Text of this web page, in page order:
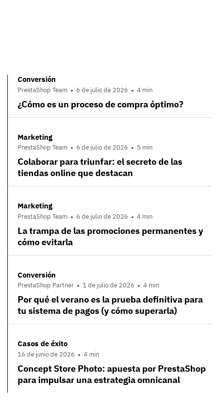
Conversión
PrestaShop Team 6 de julio de 2026 4 min
¿Cómo es un proceso de compra óptimo?
Marketing
PrestaShop Team 6 de julio de 2026 5 min
Colaborar para triunfar: el secreto de las
tiendas online que destacan
Marketing
PrestaShop Team 6 de julio de 2026 4 min
La trampa de las promociones permanentes y
cómo evitarla
Conversión
PrestaShop Partner 1 de julio de 2026 4 min
Por qué el verano es la prueba definitiva para
tu sistema de pagos (y cómo superarla)
Casos de éxito
16 de junio de 2026 4 min
Concept Store Photo: apuesta por PrestaShop
para impulsar una estrategia omnicanal